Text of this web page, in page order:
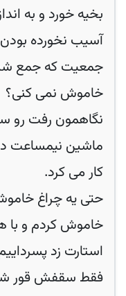
بخیه خورد و به
آسیب نخورده
جمعیت که جمع
خاموش نمی کنی؟
نگاهمون رفت رو
ماشین نیمساعت
کار می کرد.
حتی یه چراغ
خاموش کردم و با
استارت زد
فقط سقفش قور